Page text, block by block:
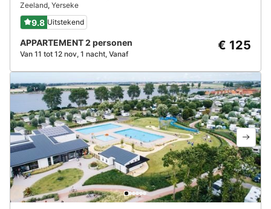
Zeeland, Yerseke
9.8 Uitstekend
APPARTEMENT 2 personen
Van 11 tot 12 nov, 1 nacht, Vanaf
€ 125